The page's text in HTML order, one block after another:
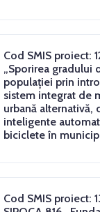
Cod SMIS proiect:
„Sporirea gradului
populației prin
sistem integrat de
urbană alternativă,
inteligente
biciclete în
Cod SMIS proiect: